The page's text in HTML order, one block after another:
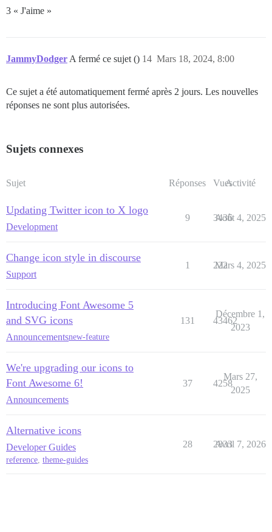
3 « J'aime »
JammyDodger A fermé ce sujet () Mars 18, 2024, 8:00
14
Ce sujet a été automatiquement fermé après 2 jours. Les nouvelles
réponses ne sont plus autorisées.
Sujets connexes
Sujet Réponses VuesActivité
Updating Twitter icon to X logo
Development
9 3436
Août 4, 2025
Change icon style in discourse
Support
1 222
Mars 4, 2025
Introducing Font Awesome 5
and SVG icons
Announcementsnew-feature
131 43462
Décembre 1,
2023
We're upgrading our icons to
Font Awesome 6!
Announcements
37 4258
Mars 27,
2025
Alternative icons
Developer Guides
reference theme-guides
28 2833
Avril 7, 2026